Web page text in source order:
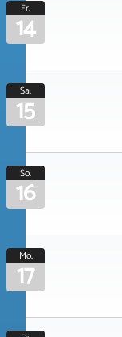
Fr.
14
Sa.
15
So.
16
Mo.
17